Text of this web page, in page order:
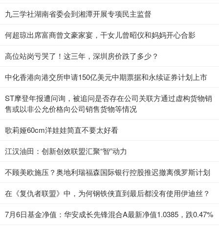
九三学社湖南省委会到湘潭开展专项民主监督
何超琼出席富商曾文豪家宴，干女儿曾昭仪和妈妈开心合影
高位站岗亏哭了！这三年，深圳房价跌了多少？
中化香港向港交所申请150亿美元中期票据和永续证券计划上市
ST摩登年报遭问询，被追问是否存在公司关联方通过虚构货物销
售或以非公允价格向公司销售货物等情况
歌莉娅60cm洋娃娃简直不要太好看
江汉油田：创新创效联盟汇聚“智”动力
不顾美欧施压？奥地利瑞福森国际银行控股推迟撤离俄罗斯计划
在《复仇者联盟》中，为何钢铁侠直到最后都没有使用伊迪丝？
7月6日基金净值：华安成长先锋混合A最新净值1.0385，跌0.47%